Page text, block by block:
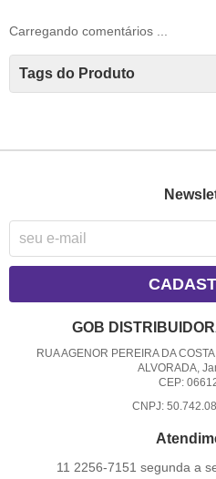
Carregando comentários ...
Tags do Produto
GOB
RUA AGENOR PEREIRA DA
ALVORADA,
CEP:
CNPJ:
11 2256-7151 segunda a